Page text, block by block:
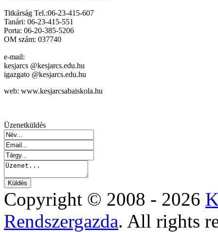
Titkárság Tel.:06-23-415-607
Tanári: 06-23-415-551
Porta: 06-20-385-5206
OM szám: 037740
e-mail:
kesjarcs @kesjarcs.edu.hu
igazgato @kesjarcs.edu.hu
web: www.kesjarcsabaiskola.hu
Üzenetküldés
Copyright © 2008 - 2026
Rendszergazda. All rights